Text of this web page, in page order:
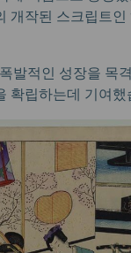
개작된 스크립트
발적인 성장을 목
확립하는데 기여했